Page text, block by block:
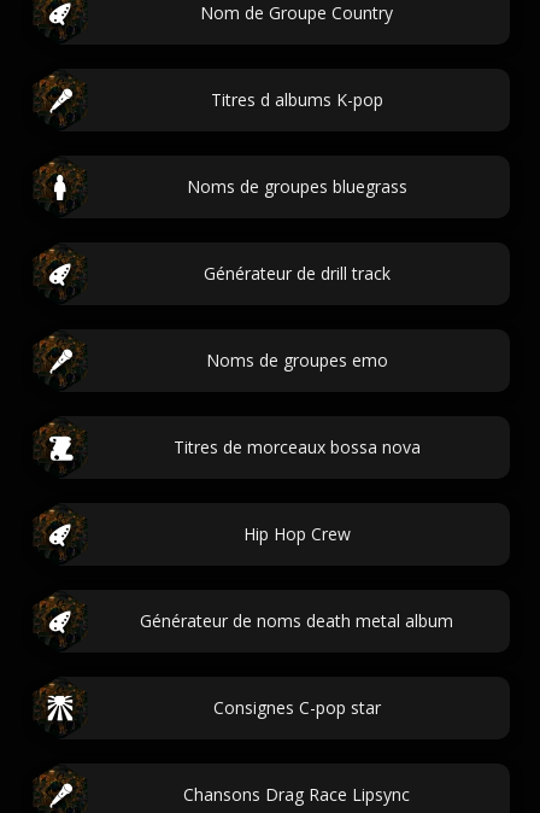
Nom de Groupe Country
Titres d albums K-pop
Noms de groupes bluegrass
Générateur de drill track
Noms de groupes emo
Titres de morceaux bossa nova
Hip Hop Crew
Générateur de noms death metal album
Consignes C-pop star
Chansons Drag Race Lipsync